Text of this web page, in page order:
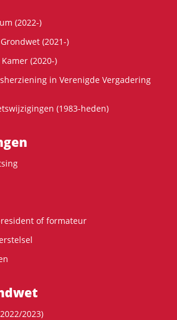
(2022-)
(2021-)
(2020-)
in Verenigde Vergadering
(1983-heden)
of formateur
2023)